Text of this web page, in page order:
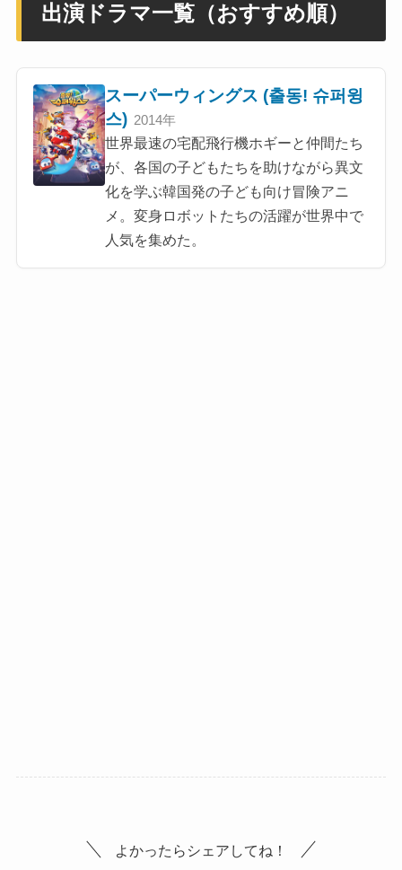
出演ドラマ一覧（おすすめ順）
スーパーウィングス (출동! 슈퍼윙
스) 2014年
世界最速の宅配飛行機ホギーと仲間たち
が、各国の子どもたちを助けながら異文
化を学ぶ韓国発の子ども向け冒険アニ
メ。変身ロボットたちの活躍が世界中で
人気を集めた。
よかったらシェアしてね！